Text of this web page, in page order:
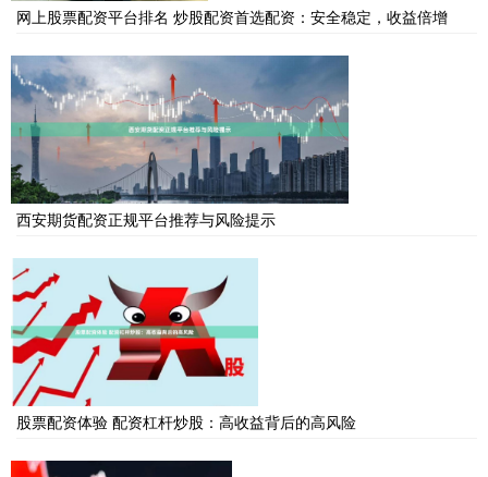
网上股票配资平台排名 炒股配资首选配资：安全稳定，收益倍增
西安期货配资正规平台推荐与风险提示
股票配资体验 配资杠杆炒股：高收益背后的高风险